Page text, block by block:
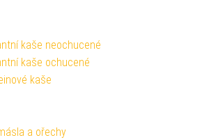
kaše neochucené
kaše ochucené
kaše
a ořechy